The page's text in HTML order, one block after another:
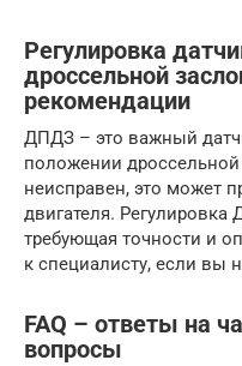
Регулировка
дроссельной
рекомендации
ДПДЗ – это важный
положении
неисправен, это может
двигателя.
требующая точности и
к специалисту, если вы
FAQ – ответы на
вопросы